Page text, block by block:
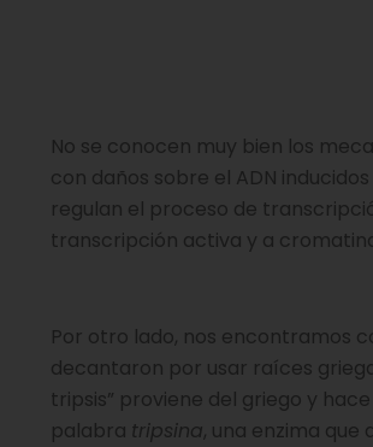
No se conocen muy bien los
con daños sobre el ADN
regulan el proceso de
transcripción activa y a
Por otro lado, nos encontramos
decantaron por usar raíces
tripsis” proviene del griego y
palabra tripsina, una enzima